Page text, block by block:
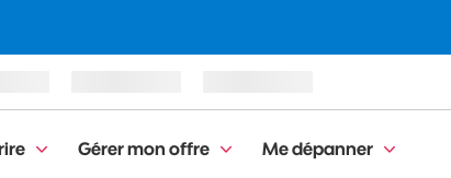
Gérer mon offre Me dépanner